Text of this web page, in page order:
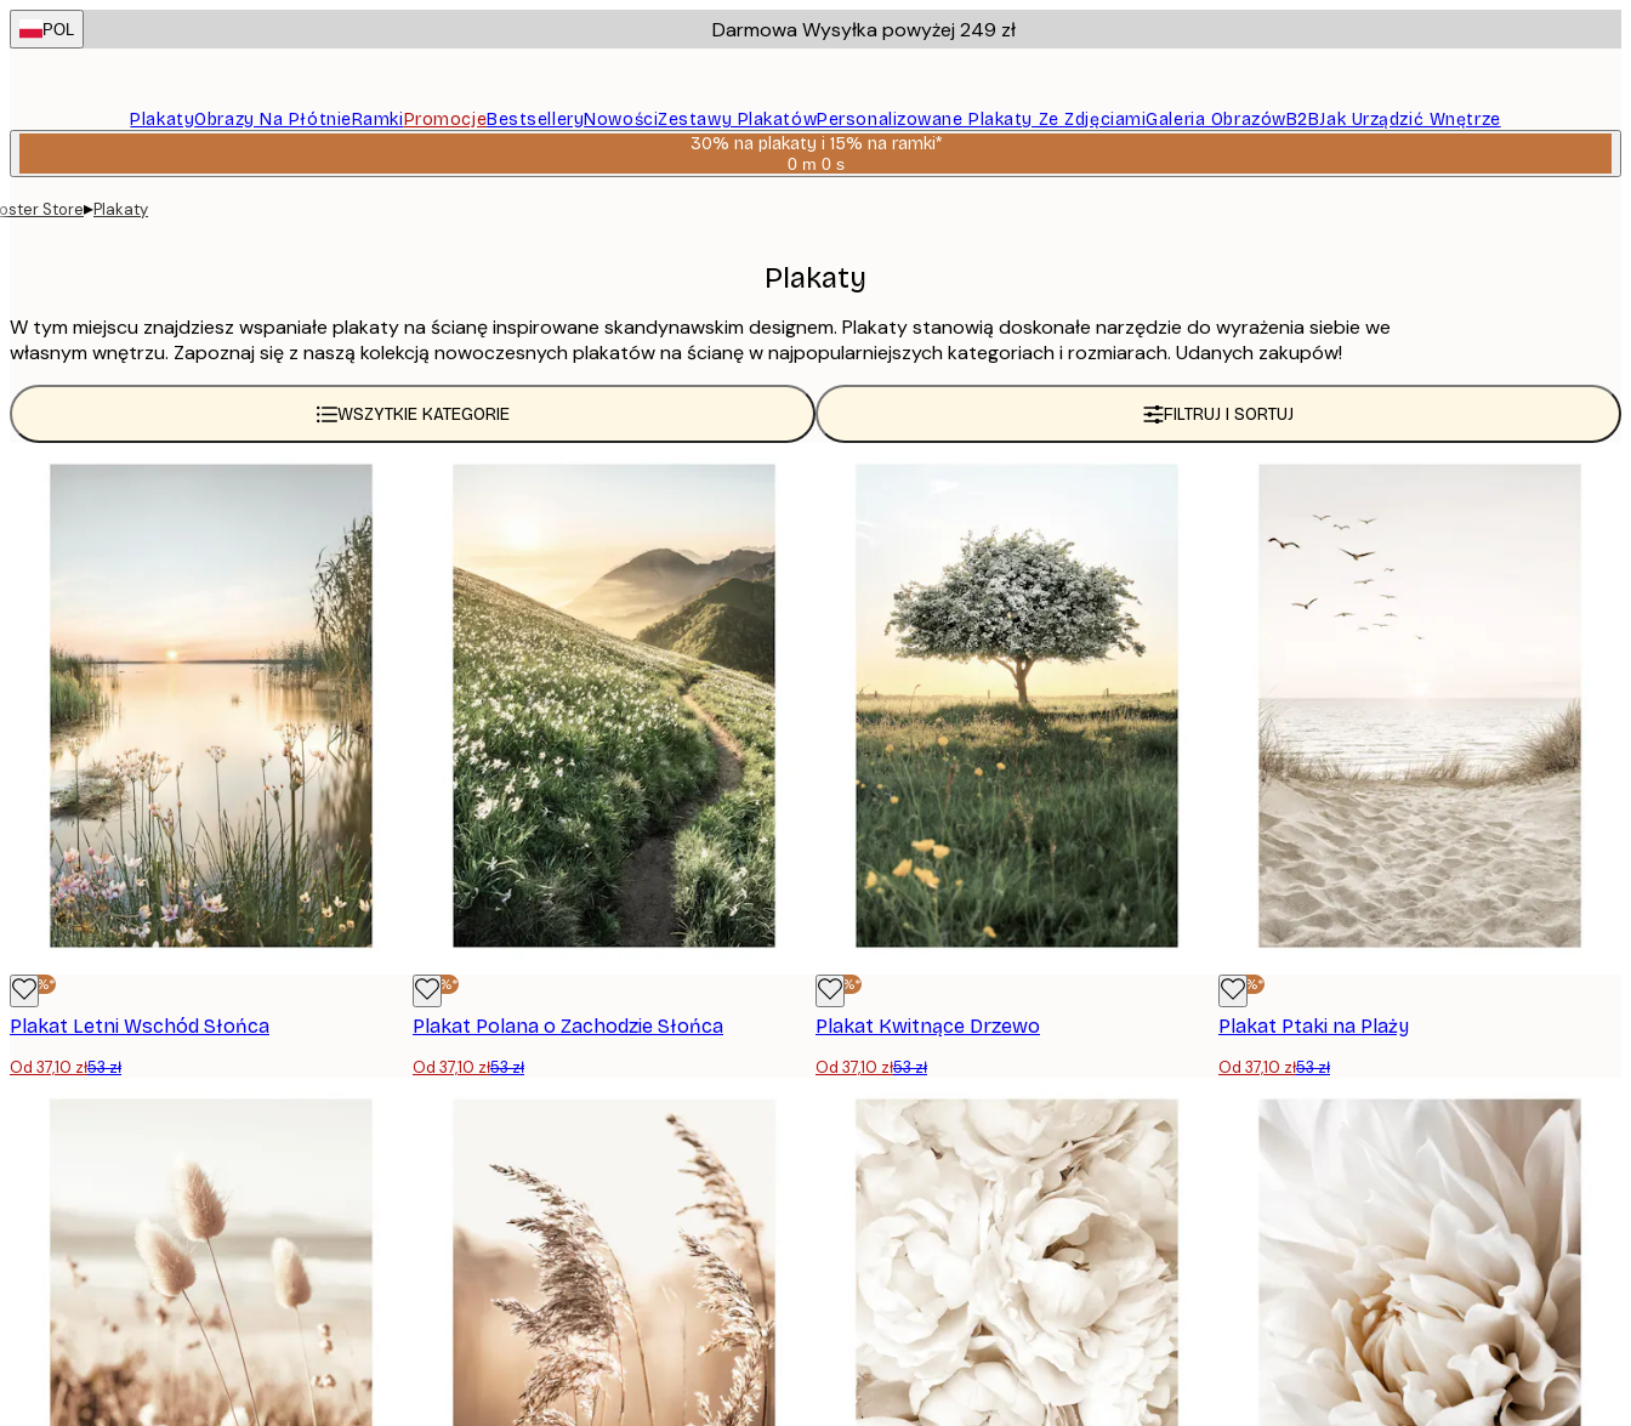
Skip
to
POL Darmowa Wysyłka powyżej 249 zł
PlakatyObrazy Na PłótnieRamkiPromocjeBestselleryNowościZestawy PlakatówPersonalizowane Plakaty Ze ZdjęciamiGaleria ObrazówB2BJak Urządzić Wnętrze
30% na plakaty i 15% na ramki*
0 m 0 s
Ważny
Store▸Plakaty
Plakaty
W tym miejscu znajdziesz wspaniałe plakaty na ścianę inspirowane skandynawskim designem. Plakaty stanowią doskonałe narzędzie do wyrażenia siebie we
własnym wnętrzu. Zapoznaj się z naszą kolekcją nowoczesnych plakatów na ścianę w najpopularniejszych kategoriach i rozmiarach. Udanych zakupów!
WSZYTKIE KATEGORIE FILTRUJ I SORTUJ
-30%*
Plakat Letni Wschód Słońca
Od 37,10 zł53 zł
-30%*
Plakat Polana o Zachodzie Słońca
Od 37,10 zł53 zł
-30%*
Plakat Kwitnące Drzewo
Od 37,10 zł53 zł
-30%*
Plakat Ptaki na Plaży
Od 37,10 zł53 zł